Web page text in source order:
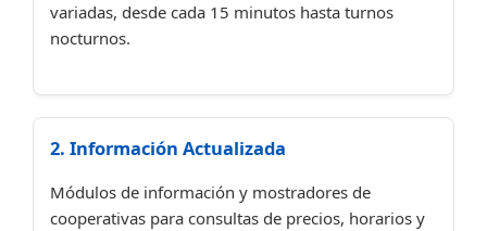
variadas, desde cada 15 minutos hasta turnos
nocturnos.
2. Información Actualizada
Módulos de información y mostradores de
cooperativas para consultas de precios, horarios y